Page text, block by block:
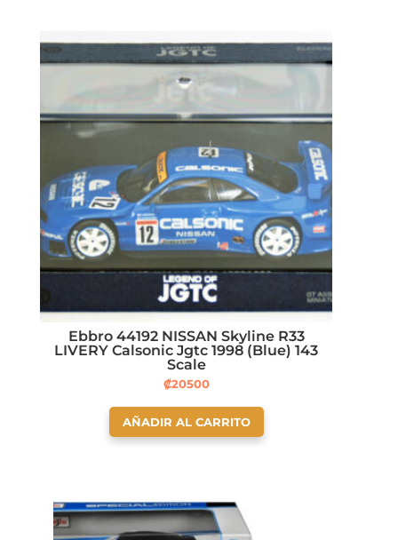
Ebbro 44192 NISSAN Skyline R33
LIVERY Calsonic Jgtc 1998 (Blue) 143
Scale
₡20500
AÑADIR AL CARRITO